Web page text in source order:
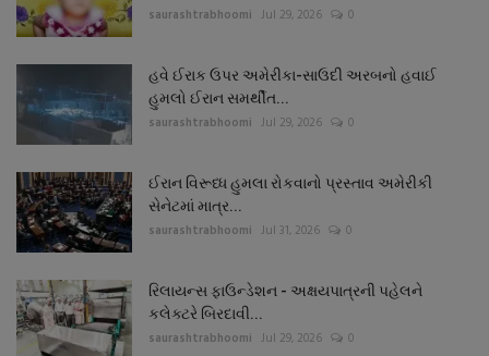
saurashtrabhoomi Jul 29, 2026 0
હવે ઈરાક ઉપર અમેરીકા-સાઉદી અરબનો હવાઈ
હુમલો ઈરાન સમર્થીત...
saurashtrabhoomi Jul 29, 2026 0
ઈરાન વિરૂધ્ધ હુમલા રોકવાનો પ્રસ્તાવ અમેરીકી
સેનેટમાં માત્ર...
saurashtrabhoomi Jul 31, 2026 0
રિલાયન્સ ફાઉન્ડેશન - અક્ષયપાત્રની પહેલને
કલેક્ટરે બિરદાવી...
saurashtrabhoomi Jul 29, 2026 0